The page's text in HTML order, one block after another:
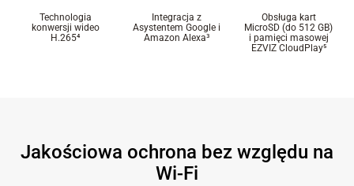
Technologia
konwersji wideo
H.265⁴
Integracja z
Asystentem Google i
Amazon Alexa³
Obsługa kart
MicroSD (do 512 GB)
i pamięci masowej
EZVIZ CloudPlay⁵
Jakościowa ochrona bez względu na
Wi-Fi